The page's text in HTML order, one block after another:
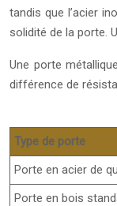
tandis que l’acier
solidité de la porte.
Une porte
différence de
Type de porte
Porte en acier de
Porte en bois